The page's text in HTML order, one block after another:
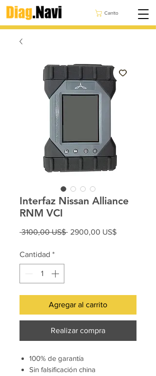
Carrito
Interfaz Nissan Alliance
RNM VCI
3100,00 US$ Precio
2900,00 US$Precio
Cantidad *
Agregar al carrito
Realizar compra
100% de garantía
Sin falsificación china